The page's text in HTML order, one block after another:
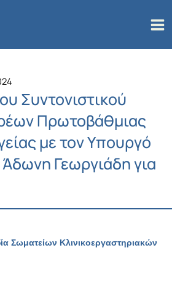
Συντονιστικού
Πρωτοβάθμιας
με τον Υπουργό
Άδωνη Γεωργιάδη για
Σωματείων Κλινικοεργαστηριακών